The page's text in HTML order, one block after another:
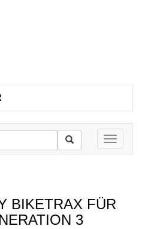
Toggle
BIKETRAX FÜR
3